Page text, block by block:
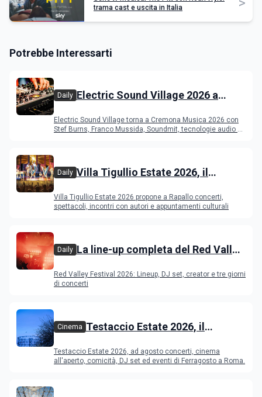
trama cast e uscita in Italia
Potrebbe Interessarti
Daily Electric Sound Village 2026 a
Young Band Contest, il programma
Electric Sound Village torna a Cremona Musica 2026 con
Stef Burns, Franco Mussida, Soundmit, tecnologie audio e
Daily Villa Tigullio Estate 2026, il
Villa Tigullio Estate 2026 propone a Rapallo concerti,
spettacoli, incontri con autori e appuntamenti culturali
Daily La line-up completa del Red Valley
Red Valley Festival 2026: Lineup, DJ set, creator e tre giorni
di concerti
Cinema Testaccio Estate 2026, il
Ferragosto
Testaccio Estate 2026, ad agosto concerti, cinema
all'aperto, comicità, DJ set ed eventi di Ferragosto a Roma.